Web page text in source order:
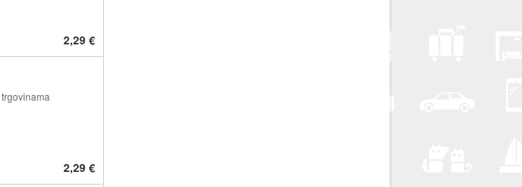
2,29 €
trgovinama
2,29 €